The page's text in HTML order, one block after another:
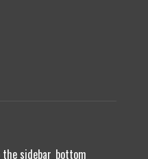
sidebar_bottom